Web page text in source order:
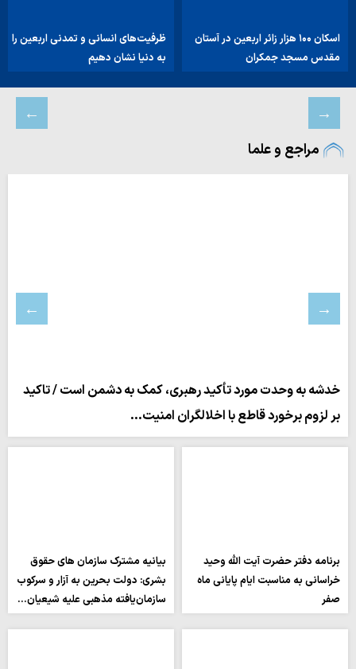
اسکان ۱۰۰ هزار زائر اربعین در آستان
مقدس مسجد جمکران
ظرفیت‌های انسانی و تمدنی اربعین را
به دنیا نشان دهیم
مراجع و علما
خدشه به وحدت مورد تأکید رهبری، کمک به دشمن است / تاکید
بر لزوم برخورد قاطع با اخلالگران امنیت…
برنامه دفتر حضرت آیت الله وحید
خراسانی به مناسبت ایام پایانی ماه
صفر
بیانیه مشترک سازمان های حقوق
بشری: دولت بحرین به آزار و سرکوب
سازمان‌یافته مذهبی علیه شیعیان…